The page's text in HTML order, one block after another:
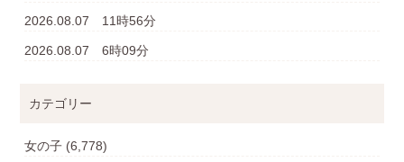
2026.08.07 11時56分
2026.08.07 6時09分
カテゴリー
女の子 (6,778)